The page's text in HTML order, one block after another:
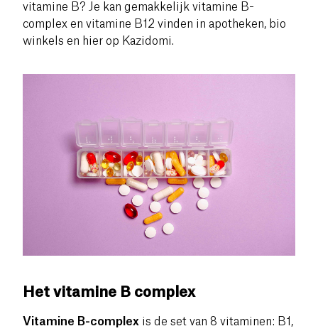
vitamine B? Je kan gemakkelijk vitamine B-
complex en vitamine B12 vinden in apotheken, bio
winkels en hier op Kazidomi.
Het vitamine B complex
Vitamine B-complex is de set van 8 vitaminen: B1,